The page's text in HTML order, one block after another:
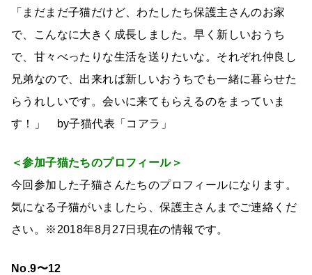
「まだまだ子猫だけど、わたしたち保護主さんのお家
で、こんなに大きく成長しました。早く新しいおうち
で、甘々べったりな生活を送りたいな。それぞれ仲良し
兄弟なので、出来れば新しいおうちでも一緒に暮らせた
らうれしいです。会いに来てもらえるのをまっていま
す！」 by子猫代表「コアラ」
＜参加子猫たちのプロフィール＞
今回参加した子猫さんたちのプロフィールになります。
気になる子猫がいましたら、保護主さんまでご連絡くだ
さい。※2018年8月27日現在の情報です。
No.9〜12